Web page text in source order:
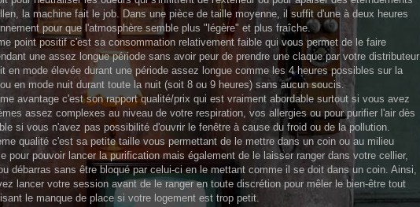
la machine fait le job. Dans une pièce de taille moyenne, il suffit d'une à deux heures
pour que l'atmosphère semble plus "légère" et plus fraîche.
point positif c'est sa consommation relativement faible qui vous permet de le faire
une assez longue période sans avoir peur de prendre une claque par votre distributeur
en mode élevée durant une période assez longue comme les 4 heures possibles sur la
en mode nuit durant toute la nuit (soit 8 ou 9 heures) sans aucun soucis.
avantage c'est son rapport qualité/prix qui est vraiment abordable surtout si vous avez
assez complexes au niveau de votre respiration, vos allergies ou pour purifier l'air dès
si vous n'avez pas possibilité d'ouvrir le fenêtre à cause du froid ou de la pollution.
qualité c'est sa petite taille vous permettant de le mettre dans un coin ou au milieu
pour pouvoir lancer la purification mais également de le laisser ranger dans votre cellier,
débarras sans être bloqué par celui-ci en le mettant comme il se doit dans un coin. Ainsi,
lancer votre session avant de le ranger en toute discrétion pour mêler le bien-être tout
le manque de place si votre logement est trop petit.